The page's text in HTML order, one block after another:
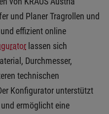
und Planer Tragrollen und
effizient online
lassen sich
Durchmesser,
technischen
Konfigurator unterstützt
ermöglicht eine